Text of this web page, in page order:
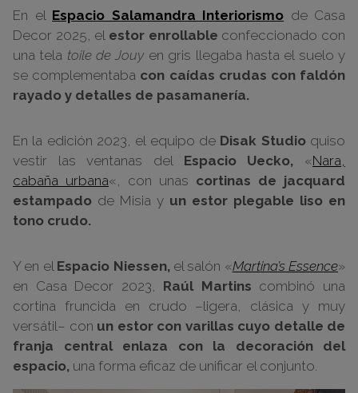
En el Espacio Salamandra Interiorismo de Casa
Decor 2025, el estor enrollable confeccionado con
una tela toile de Jouy en gris llegaba hasta el suelo y
se complementaba con caídas crudas con faldón
rayado y detalles de pasamanería.
En la edición 2023, el equipo de Disak Studioquiso
vestir las ventanas del Espacio Uecko, «Nara,
cabaña urbana«, con unas cortinas de jacquard
estampado de Misia y un estor plegable liso en
tono crudo.
Y en el Espacio Niessen, el salón «Martina’s Essence»
en Casa Decor 2023, Raúl Martins combinó una
cortina fruncida en crudo –ligera, clásica y muy
versátil– con un estor con varillas cuyo detalle de
franja central enlaza con la decoración del
espacio, una forma eficaz de unificar el conjunto.